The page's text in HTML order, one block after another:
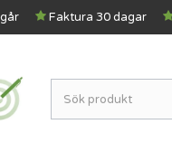
Faktura 30 dagar